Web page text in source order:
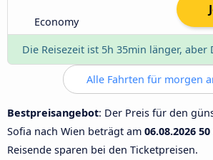
Economy
Die Reisezeit ist 5h 35min länger, aber
Alle Fahrten für morgen
Bestpreisangebot: Der Preis für den
Sofia nach Wien beträgt am 06.08.2026 50
Reisende sparen bei den Ticketpreisen.